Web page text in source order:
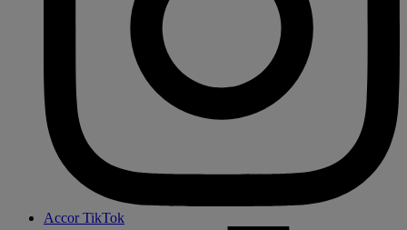
Accor TikTok